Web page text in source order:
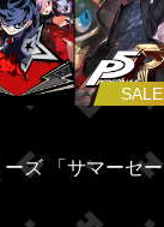
SALE
ズ 「サマーセー